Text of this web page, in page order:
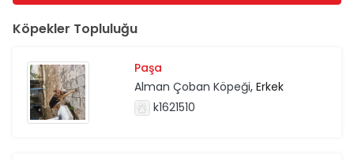
Köpekler Topluluğu
Paşa
Alman Çoban Köpeği, Erkek
k1621510